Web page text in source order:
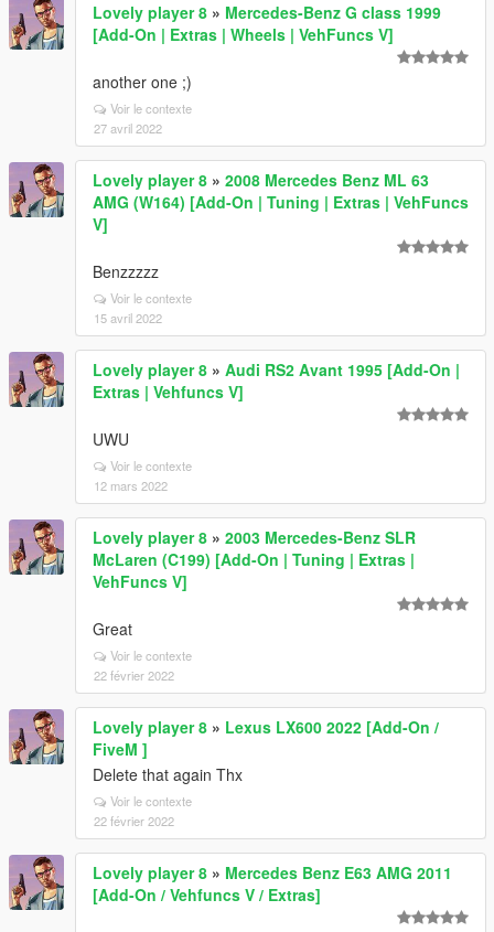
Lovely player 8 » Mercedes-Benz G class 1999
[Add-On | Extras | Wheels | VehFuncs V]
another one ;)
Voir le contexte
27 avril 2022
Lovely player 8 » 2008 Mercedes Benz ML 63
AMG (W164) [Add-On | Tuning | Extras | VehFuncs
V]
Benzzzzz
Voir le contexte
15 avril 2022
Lovely player 8 » Audi RS2 Avant 1995 [Add-On |
Extras | Vehfuncs V]
UWU
Voir le contexte
12 mars 2022
Lovely player 8 » 2003 Mercedes-Benz SLR
McLaren (C199) [Add-On | Tuning | Extras |
VehFuncs V]
Great
Voir le contexte
22 février 2022
Lovely player 8 » Lexus LX600 2022 [Add-On /
FiveM ]
Delete that again Thx
Voir le contexte
22 février 2022
Lovely player 8 » Mercedes Benz E63 AMG 2011
[Add-On / Vehfuncs V / Extras]